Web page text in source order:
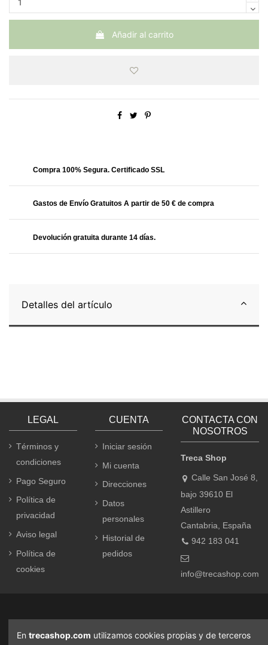
Añadir al carrito
Compra 100% Segura. Certificado SSL
Gastos de Envío Gratuitos A partir de 50 € de compra
Devolución gratuita durante 14 días.
Detalles del artículo
LEGAL
Términos y
condiciones
Pago Seguro
Política de
privacidad
Aviso legal
Política de
cookies
CUENTA
Iniciar sesión
Mi cuenta
Direcciones
Datos
personales
Historial de
pedidos
CONTACTA CON
NOSOTROS
Treca Shop
Calle San José 8,
bajo 39610 El
Astillero
Cantabria, España
942 183 041
info@trecashop.com
En trecashop.com utilizamos cookies propias y de terceros